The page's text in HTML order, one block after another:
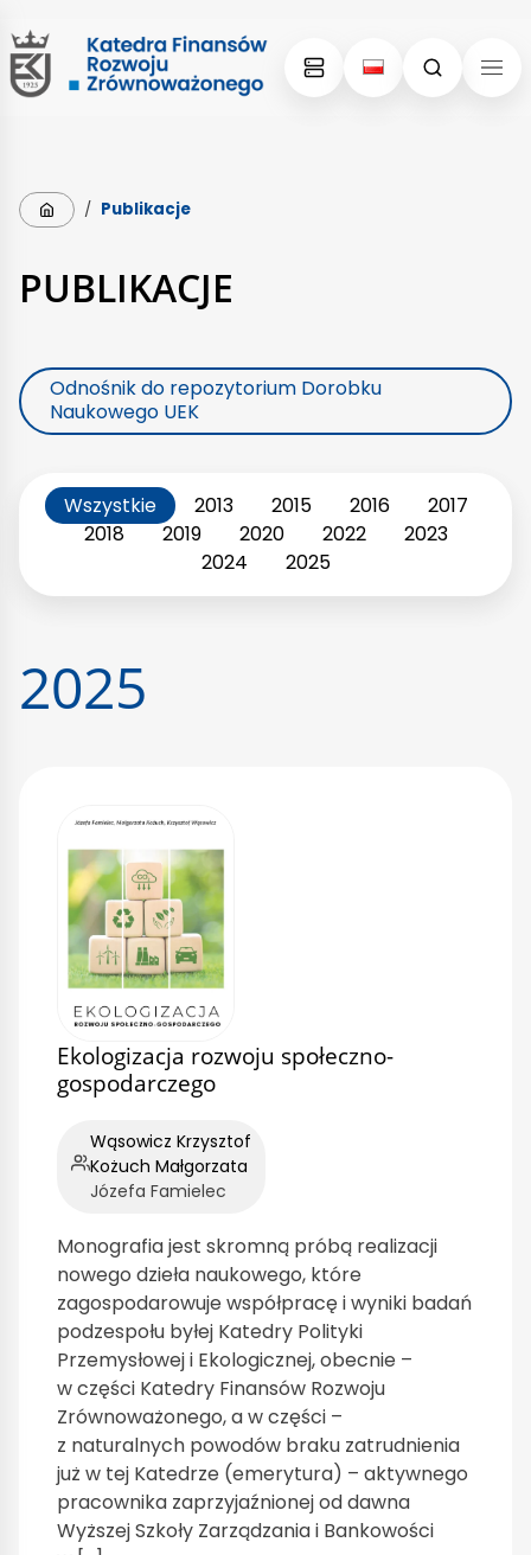
Skip
to
content
Skip
to
menu
Strona główna
/ Publikacje
PUBLIKACJE
Odnośnik do repozytorium Dorobku
Naukowego UEK
Wszystkie 2013 2015 2016
2017
2018
2019 2020 2022
2023
2024
2025
2025
Ekologizacja rozwoju społeczno-
gospodarczego
Wąsowicz Krzysztof
Kożuch Małgorzata
Józefa Famielec
Monografia jest skromną próbą realizacji
nowego dzieła naukowego, które
zagospodarowuje współpracę i wyniki badań
podzespołu byłej Katedry Polityki
Przemysłowej i Ekologicznej, obecnie –
w części Katedry Finansów Rozwoju
Zrównoważonego, a w części –
z naturalnych powodów braku zatrudnienia
już w tej Katedrze (emerytura) – aktywnego
pracownika zaprzyjaźnionej od dawna
Wyższej Szkoły Zarządzania i Bankowości